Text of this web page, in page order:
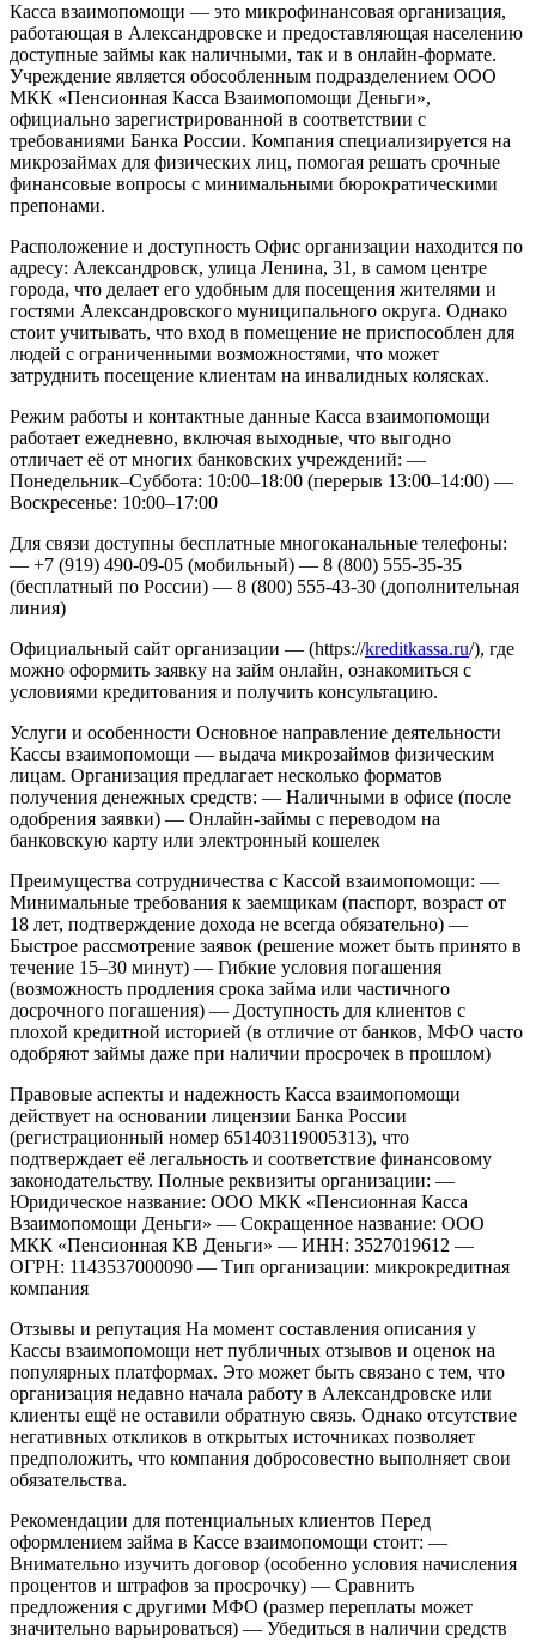
Касса взаимопомощи — это микрофинансовая организация,
работающая в Александровске и предоставляющая населению
доступные займы как наличными, так и в онлайн-формате.
Учреждение является обособленным подразделением ООО
МКК «Пенсионная Касса Взаимопомощи Деньги»,
официально зарегистрированной в соответствии с
требованиями Банка России. Компания специализируется на
микрозаймах для физических лиц, помогая решать срочные
финансовые вопросы с минимальными бюрократическими
препонами.
Расположение и доступность Офис организации находится по
адресу: Александровск, улица Ленина, 31, в самом центре
города, что делает его удобным для посещения жителями и
гостями Александровского муниципального округа. Однако
стоит учитывать, что вход в помещение не приспособлен для
людей с ограниченными возможностями, что может
затруднить посещение клиентам на инвалидных колясках.
Режим работы и контактные данные Касса взаимопомощи
работает ежедневно, включая выходные, что выгодно
отличает её от многих банковских учреждений: —
Понедельник–Суббота: 10:00–18:00 (перерыв 13:00–14:00) —
Воскресенье: 10:00–17:00
Для связи доступны бесплатные многоканальные телефоны:
— +7 (919) 490-09-05 (мобильный) — 8 (800) 555-35-35
(бесплатный по России) — 8 (800) 555-43-30 (дополнительная
линия)
Официальный сайт организации — (https://kreditkassa.ru/), где
можно оформить заявку на займ онлайн, ознакомиться с
условиями кредитования и получить консультацию.
Услуги и особенности Основное направление деятельности
Кассы взаимопомощи — выдача микрозаймов физическим
лицам. Организация предлагает несколько форматов
получения денежных средств: — Наличными в офисе (после
одобрения заявки) — Онлайн-займы с переводом на
банковскую карту или электронный кошелек
Преимущества сотрудничества с Кассой взаимопомощи: —
Минимальные требования к заемщикам (паспорт, возраст от
18 лет, подтверждение дохода не всегда обязательно) —
Быстрое рассмотрение заявок (решение может быть принято в
течение 15–30 минут) — Гибкие условия погашения
(возможность продления срока займа или частичного
досрочного погашения) — Доступность для клиентов с
плохой кредитной историей (в отличие от банков, МФО часто
одобряют займы даже при наличии просрочек в прошлом)
Правовые аспекты и надежность Касса взаимопомощи
действует на основании лицензии Банка России
(регистрационный номер 651403119005313), что
подтверждает её легальность и соответствие финансовому
законодательству. Полные реквизиты организации: —
Юридическое название: ООО МКК «Пенсионная Касса
Взаимопомощи Деньги» — Сокращенное название: ООО
МКК «Пенсионная КВ Деньги» — ИНН: 3527019612 —
ОГРН: 1143537000090 — Тип организации: микрокредитная
компания
Отзывы и репутация На момент составления описания у
Кассы взаимопомощи нет публичных отзывов и оценок на
популярных платформах. Это может быть связано с тем, что
организация недавно начала работу в Александровске или
клиенты ещё не оставили обратную связь. Однако отсутствие
негативных откликов в открытых источниках позволяет
предположить, что компания добросовестно выполняет свои
обязательства.
Рекомендации для потенциальных клиентов Перед
оформлением займа в Кассе взаимопомощи стоит: —
Внимательно изучить договор (особенно условия начисления
процентов и штрафов за просрочку) — Сравнить
предложения с другими МФО (размер переплаты может
значительно варьироваться) — Убедиться в наличии средств